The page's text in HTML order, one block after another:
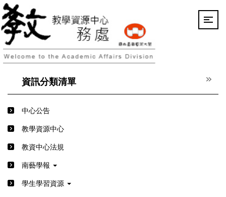
跳
到
主
要
內
容
資訊分類清單
中心公告
教學資源中心
教資中心法規
南藝學報
學生學習資源